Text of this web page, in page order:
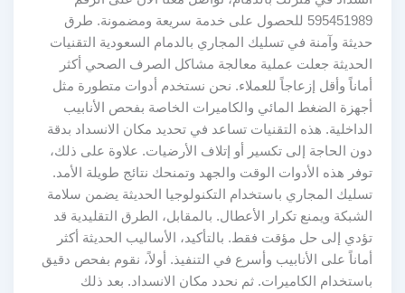
595451989 للحصول على خدمة سريعة ومضمونة. طرق
حديثة وآمنة في تسليك المجاري بالدمام السعودية التقنيات
الحديثة جعلت عملية معالجة مشاكل الصرف الصحي أكثر
أماناً وأقل إزعاجاً للعملاء. نحن نستخدم أدوات متطورة مثل
أجهزة الضغط المائي والكاميرات الخاصة بفحص الأنابيب
الداخلية. هذه التقنيات تساعد في تحديد مكان الانسداد بدقة
دون الحاجة إلى تكسير أو إتلاف الأرضيات. علاوة على ذلك،
توفر هذه الأدوات الوقت والجهد وتمنحك نتائج طويلة الأمد.
تسليك المجاري باستخدام التكنولوجيا الحديثة يضمن سلامة
الشبكة ويمنع تكرار الأعطال. بالمقابل، الطرق التقليدية قد
تؤدي إلى حل مؤقت فقط. بالتأكيد، الأساليب الحديثة أكثر
أماناً على الأنابيب وأسرع في التنفيذ. أولاً، نقوم بفحص دقيق
باستخدام الكاميرات. ثم نحدد مكان الانسداد. بعد ذلك